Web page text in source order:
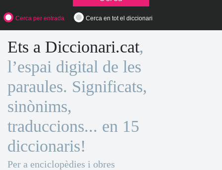
Cerca per entrada Cerca en tot el diccionari
Ets a Diccionari.cat,
l’espai digital de les
paraules. Significats,
sinònims,
traduccions... en 15
diccionaris!
Per a enciclopèdies i obres